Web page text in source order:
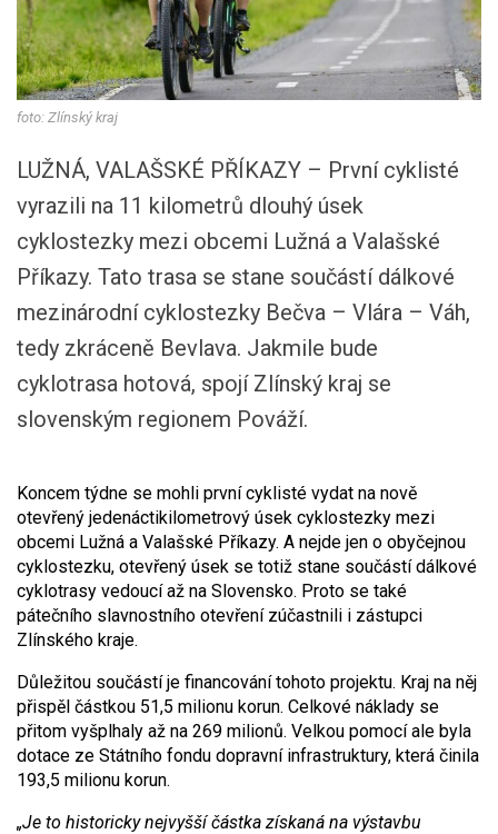
foto: Zlínský kraj
LUŽNÁ, VALAŠSKÉ PŘÍKAZY – První cyklisté
vyrazili na 11 kilometrů dlouhý úsek
cyklostezky mezi obcemi Lužná a Valašské
Příkazy. Tato trasa se stane součástí dálkové
mezinárodní cyklostezky Bečva – Vlára – Váh,
tedy zkráceně Bevlava. Jakmile bude
cyklotrasa hotová, spojí Zlínský kraj se
slovenským regionem Pováží.
Koncem týdne se mohli první cyklisté vydat na nově
otevřený jedenáctikilometrový úsek cyklostezky mezi
obcemi Lužná a Valašské Příkazy. A nejde jen o obyčejnou
cyklostezku, otevřený úsek se totiž stane součástí dálkové
cyklotrasy vedoucí až na Slovensko. Proto se také
pátečního slavnostního otevření zúčastnili i zástupci
Zlínského kraje.
Důležitou součástí je financování tohoto projektu. Kraj na něj
přispěl částkou 51,5 milionu korun. Celkové náklady se
přitom vyšplhaly až na 269 milionů. Velkou pomocí ale byla
dotace ze Státního fondu dopravní infrastruktury, která činila
193,5 milionu korun.
„Je to historicky nejvyšší částka získaná na výstavbu